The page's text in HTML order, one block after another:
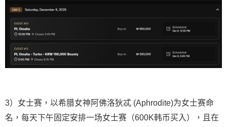
3）女士赛，以希腊女神阿佛洛狄忒 (Aphrodite)为女士赛命
名，每天下午固定安排一场女士赛（600K韩币买入），且在